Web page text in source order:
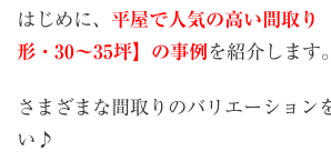
はじめに、 平屋で人気の高い間取り
形・30〜35坪】の事例 を紹介します。
さまざまな間取りのバリエーション
い♪